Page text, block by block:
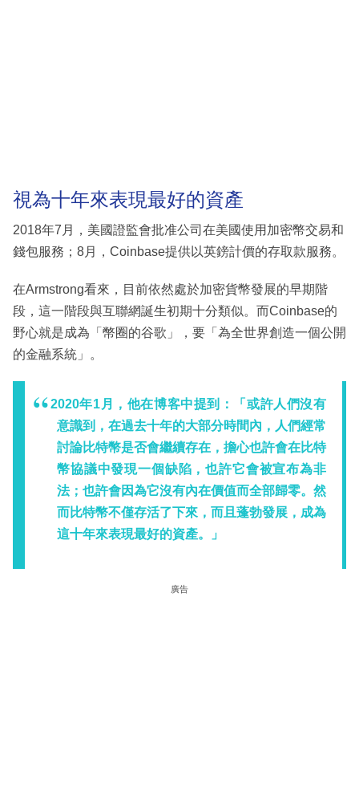
視為十年來表現最好的資產
2018年7月，美國證監會批准公司在美國使用加密幣交易和
錢包服務；8月，Coinbase提供以英鎊計價的存取款服務。
在Armstrong看來，目前依然處於加密貨幣發展的早期階
段，這一階段與互聯網誕生初期十分類似。而Coinbase的
野心就是成為「幣圈的谷歌」，要「為全世界創造一個公開
的金融系統」。
2020年1月，他在博客中提到：「或許人們沒有
意識到，在過去十年的大部分時間內，人們經常
討論比特幣是否會繼續存在，擔心也許會在比特
幣協議中發現一個缺陷，也許它會被宣布為非
法；也許會因為它沒有內在價值而全部歸零。然
而比特幣不僅存活了下來，而且蓬勃發展，成為
這十年來表現最好的資產。」
廣告